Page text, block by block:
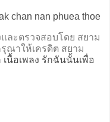
chan nan phuea thoe
ละตรวจสอบโดย สยาม
ณาให้เครดิต สยาม
เนื้อเพลง รักฉันนั้นเพื่อ